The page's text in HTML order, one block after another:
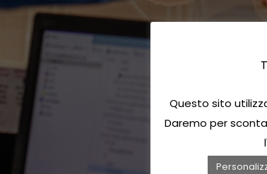
Questo sito
Daremo per